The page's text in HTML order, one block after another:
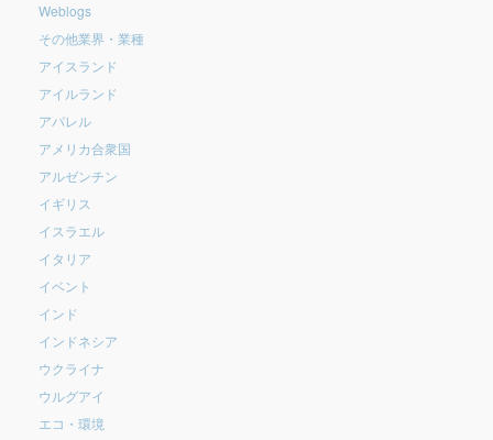
Weblogs
その他業界・業種
アイスランド
アイルランド
アパレル
アメリカ合衆国
アルゼンチン
イギリス
イスラエル
イタリア
イベント
インド
インドネシア
ウクライナ
ウルグアイ
エコ・環境